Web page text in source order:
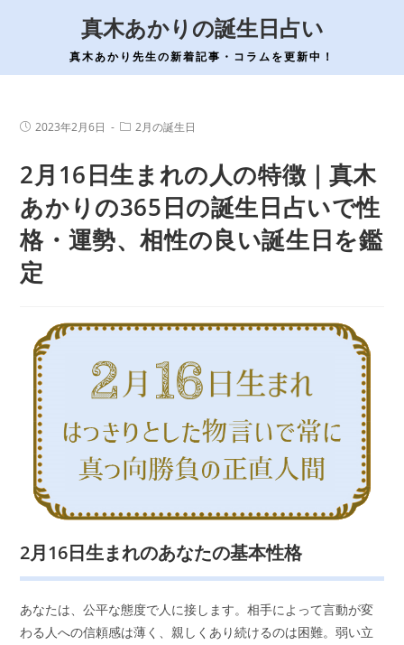
ン
真木あかりの誕生日占い
真木あかり先生の新着記事・コラムを更新中！
投
開
日:
2023年2月6日
投
テ
ゴ
ー:
2月の誕生日
2月16日生まれの人の特徴｜真木
あかりの365日の誕生日占いで性
格・運勢、相性の良い誕生日を鑑
定
2月16日生まれのあなたの基本性格
あなたは、公平な態度で人に接します。相手によって言動が変
わる人への信頼感は薄く、親しくあり続けるのは困難。弱い立